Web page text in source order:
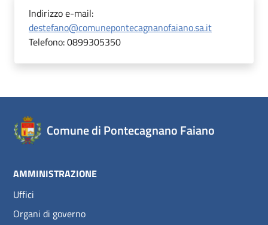
Indirizzo e-mail:
destefano@comunepontecagnanofaiano.sa.it
Telefono:0899305350
Comune di Pontecagnano Faiano
AMMINISTRAZIONE
Uffici
Organi di governo